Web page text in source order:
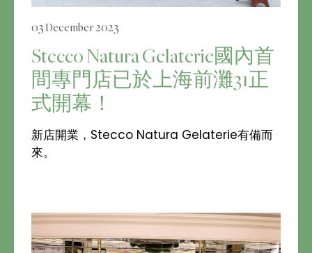
03 December 2023
Stecco Natura Gelaterie國內首
間專門店已於上海前灘31正
式開幕！
新店開業，Stecco Natura Gelaterie有備而
來。